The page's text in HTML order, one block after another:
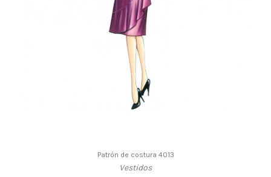
Patrón de costura 4013
Vestidos